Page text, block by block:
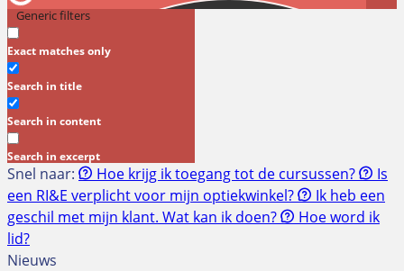
Generic filters
Exact matches only
Search in title
Search in content
Search in excerpt
Snel naar: Hoe krijg ik toegang tot de cursussen?
Is
een RI&E verplicht voor mijn optiekwinkel?
Ik heb een
geschil met mijn klant. Wat kan ik doen?
Hoe word ik
lid?
Nieuws